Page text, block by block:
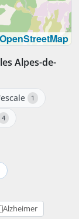
OpenStreetMap
Alpes-de-
1
4
Alzheimer